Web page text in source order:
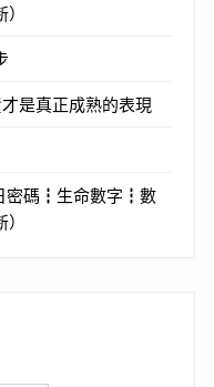
是真正成熟的表現
密碼┇生命數字┇數